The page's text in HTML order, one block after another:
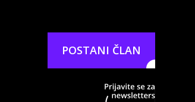
POSTANI ČLAN